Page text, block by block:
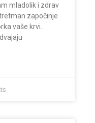
mladolik i zdrav
započinje
vaše krvi.